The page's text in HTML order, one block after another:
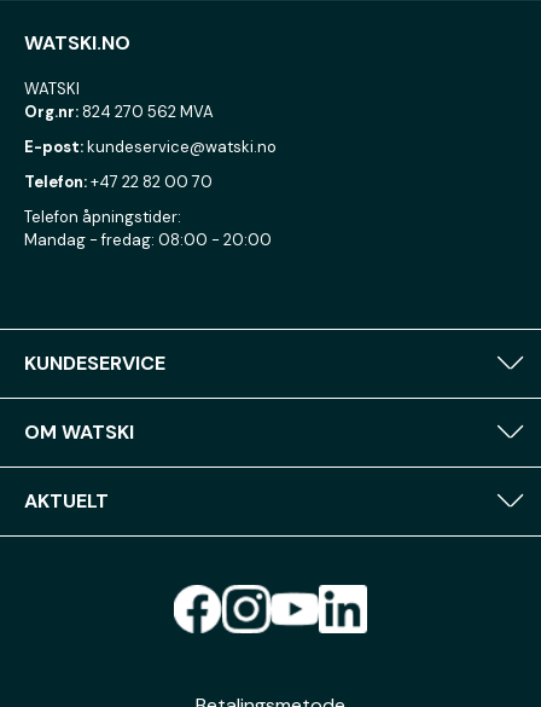
WATSKI.NO
WATSKI
Org.nr:824 270 562 MVA
E-post:kundeservice@watski.no
Telefon:+47 22 82 00 70
Telefon åpningstider:
Mandag - fredag: 08:00 - 20:00
KUNDESERVICE
OM WATSKI
AKTUELT